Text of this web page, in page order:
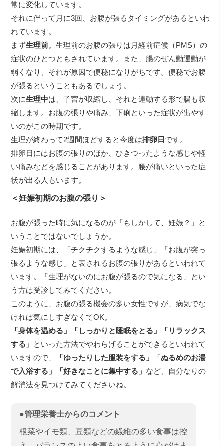
常に変化しています。
それに伴って月に3回、お腹が張るタイミングがあるといわ
れています。
まず生理前。生理前のお腹の張りは月経前症候（PMS）の
症状のひとつともされています。また、腸のぜん動運動が
弱くなり、それが原因で便秘になりがちです。便秘でお腹
が張るということもあるでしょう。
次に生理中は、子宮が収縮し、それと連動する形で腸も収
縮します。お腹の張りや痛み、下痢といった症状が出やす
いのがこの時期です。
生理が終わって2週間ほどすると今度は排卵日 です。
排卵日にはお腹の張りのほか、ひきつったような感じや軽
い痛みなどを感じることがあります。腰が痛いといった症
状が出る人もいます。
＜妊娠初期のお腹の張り＞
お腹が張った時に気になるのが「もしかして、妊娠？」と
いうことではないでしょうか。
妊娠初期には、「チクチクするような感じ」「お腹が突っ
張るような感じ」と表されるお腹の張りがあるといわれて
います。「生理がないのにお腹が張るので気になる」とい
う方は受診してみてください。
このように、お腹の張る機会の多い女性ですが、病気でな
ければ気にしすぎなくてOK。
「身体を温める」「しっかりと睡眠をとる」「リラックス
する」 といった方法でやわらげることができるといわれて
いますので、
「ゆったりした服装をする」「ぬるめのお湯
で入浴する」「好きなことに集中する」 など、自分なりの
解消法を見つけてみてくださいね。
●管理栄養士からのコメント
根菜やイモ類、豆類などの繊維の多い食事は控